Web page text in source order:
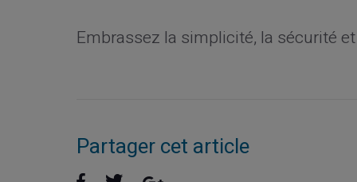
Embrassez la simplicité, la sécurité
Partager cet article